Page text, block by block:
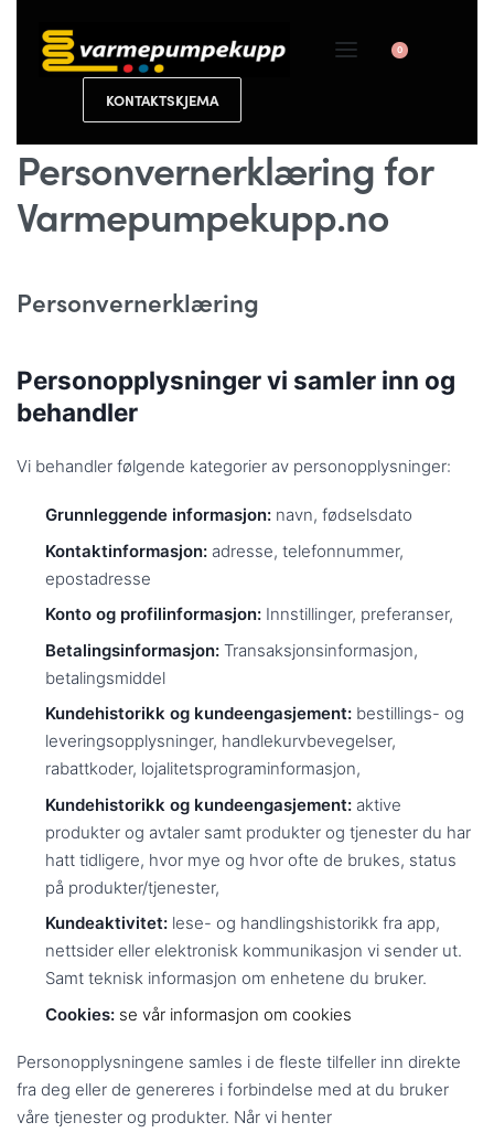
0
KONTAKTSKJEMA
Personvernerklæring for
Varmepumpekupp.no
Personvernerklæring
Personopplysninger vi samler inn og
behandler
Vi behandler følgende kategorier av personopplysninger:
Grunnleggende informasjon: navn, fødselsdato
Kontaktinformasjon: adresse, telefonnummer,
epostadresse
Konto og profilinformasjon: Innstillinger, preferanser,
Betalingsinformasjon: Transaksjonsinformasjon,
betalingsmiddel
Kundehistorikk og kundeengasjement: bestillings- og
leveringsopplysninger, handlekurvbevegelser,
rabattkoder, lojalitetsprograminformasjon,
Kundehistorikk og kundeengasjement: aktive
produkter og avtaler samt produkter og tjenester du har
hatt tidligere, hvor mye og hvor ofte de brukes, status
på produkter/tjenester,
Kundeaktivitet: lese- og handlingshistorikk fra app,
nettsider eller elektronisk kommunikasjon vi sender ut.
Samt teknisk informasjon om enhetene du bruker.
Cookies: se vår informasjon om cookies
Personopplysningene samles i de fleste tilfeller inn direkte
fra deg eller de genereres i forbindelse med at du bruker
våre tjenester og produkter. Når vi henter